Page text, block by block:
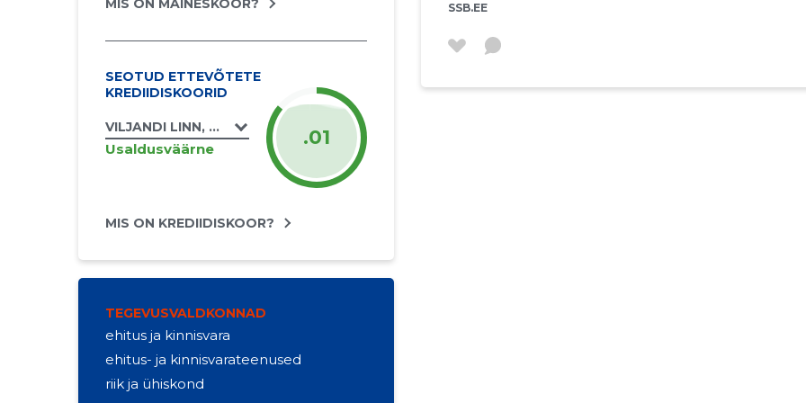
MIS ON MAINESKOOR?
SEOTUD ETTEVÕTETE
KREDIIDISKOORID
VILJANDI LINN, VALUOJA PST 15A KORTERIÜHISTU
Usaldusväärne .01
MIS ON KREDIIDISKOOR?
TEGEVUSVALDKONNAD
ehitus ja kinnisvara
ehitus- ja kinnisvarateenused
riik ja ühiskond
SSB.EE
tema liikmete
Korteriühistu